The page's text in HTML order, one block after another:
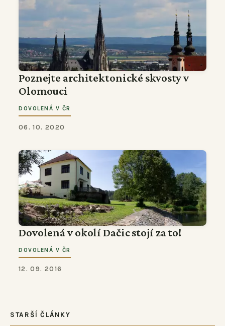
Poznejte architektonické skvosty v
Olomouci
DOVOLENÁ V ČR
06. 10. 2020
Dovolená v okolí Dačic stojí za to!
DOVOLENÁ V ČR
12. 09. 2016
STARŠÍ ČLÁNKY